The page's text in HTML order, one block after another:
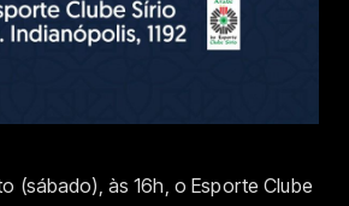
(sábado), às 16h, o Esporte Clube